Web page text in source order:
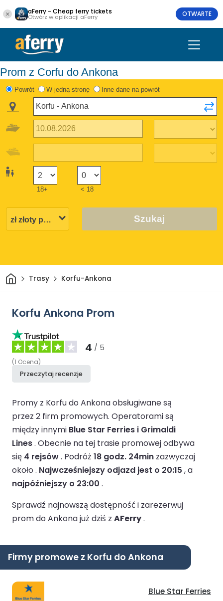
aFerry - Cheap ferry tickets
Otwórz w aplikacji aFerry OTWARTE
Prom z Corfu do Ankona
Powrót W jedną stronę Inne dane na powrót
18+ < 18
Szukaj
DomTrasy Korfu-Ankona
Korfu Ankona Prom
4 / 5
(1 Ocena)
Przeczytaj recenzje
Promy z Korfu do Ankona obsługiwane są
przez 2 firm promowych. Operatorami są
między innymi Blue Star Ferries i Grimaldi
Lines. Obecnie na tej trasie promowej odbywa
się 4 rejsów. Podróż 18 godz. 24min zazwyczaj
około . Najwcześniejszy odjazd jest o 20:15 , a
najpóźniejszy o 23:00 .
Sprawdź najnowszą dostępność i zarezerwuj
prom do Ankona już dziś z AFerry.
Firmy promowe z Korfu do Ankona
Blue Star Ferries